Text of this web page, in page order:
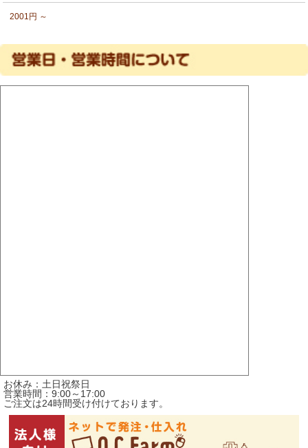
2001円 ～
お休み：土日祝祭日
営業時間：9:00～17:00
ご注文は24時間受け付けております。